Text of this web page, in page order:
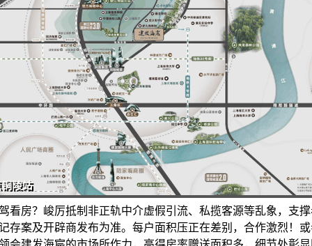
看房？峻厉抵制非正轨中介虚假引流、私揽客源等乱象，支
存案及开辟商发布为准。每户面积压正在差别，合作激烈！